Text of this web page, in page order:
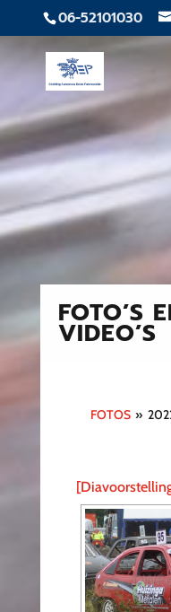
06-52101030
FOTO’S
VIDEO’S
FOTOS »